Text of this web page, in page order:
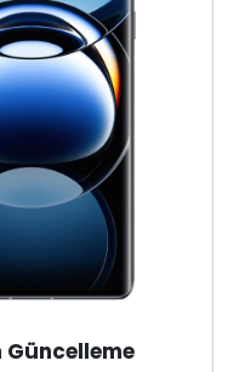
Güncelleme